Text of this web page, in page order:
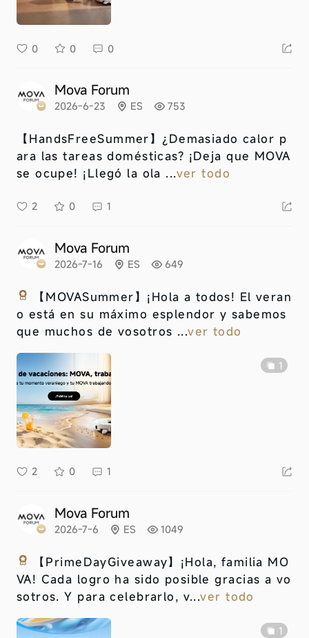
0 0 0
Mova Forum
2026-6-23 ES 753
【HandsFreeSummer】¿Demasiado calor p
ara las tareas domésticas? ¡Deja que MOVA
se ocupe! ¡Llegó la ola ...ver todo
2 0 1
Mova Forum
2026-7-16 ES 649
【MOVASummer】 ¡Hola a todos! El veran
o está en su máximo esplendor y sabemos
que muchos de vosotros ...ver todo
1
2 0 1
Mova Forum
2026-7-6 ES 1049
【PrimeDayGiveaway】 ¡Hola, familia MO
VA! Cada logro ha sido posible gracias a vo
sotros. Y para celebrarlo, v...ver todo
1